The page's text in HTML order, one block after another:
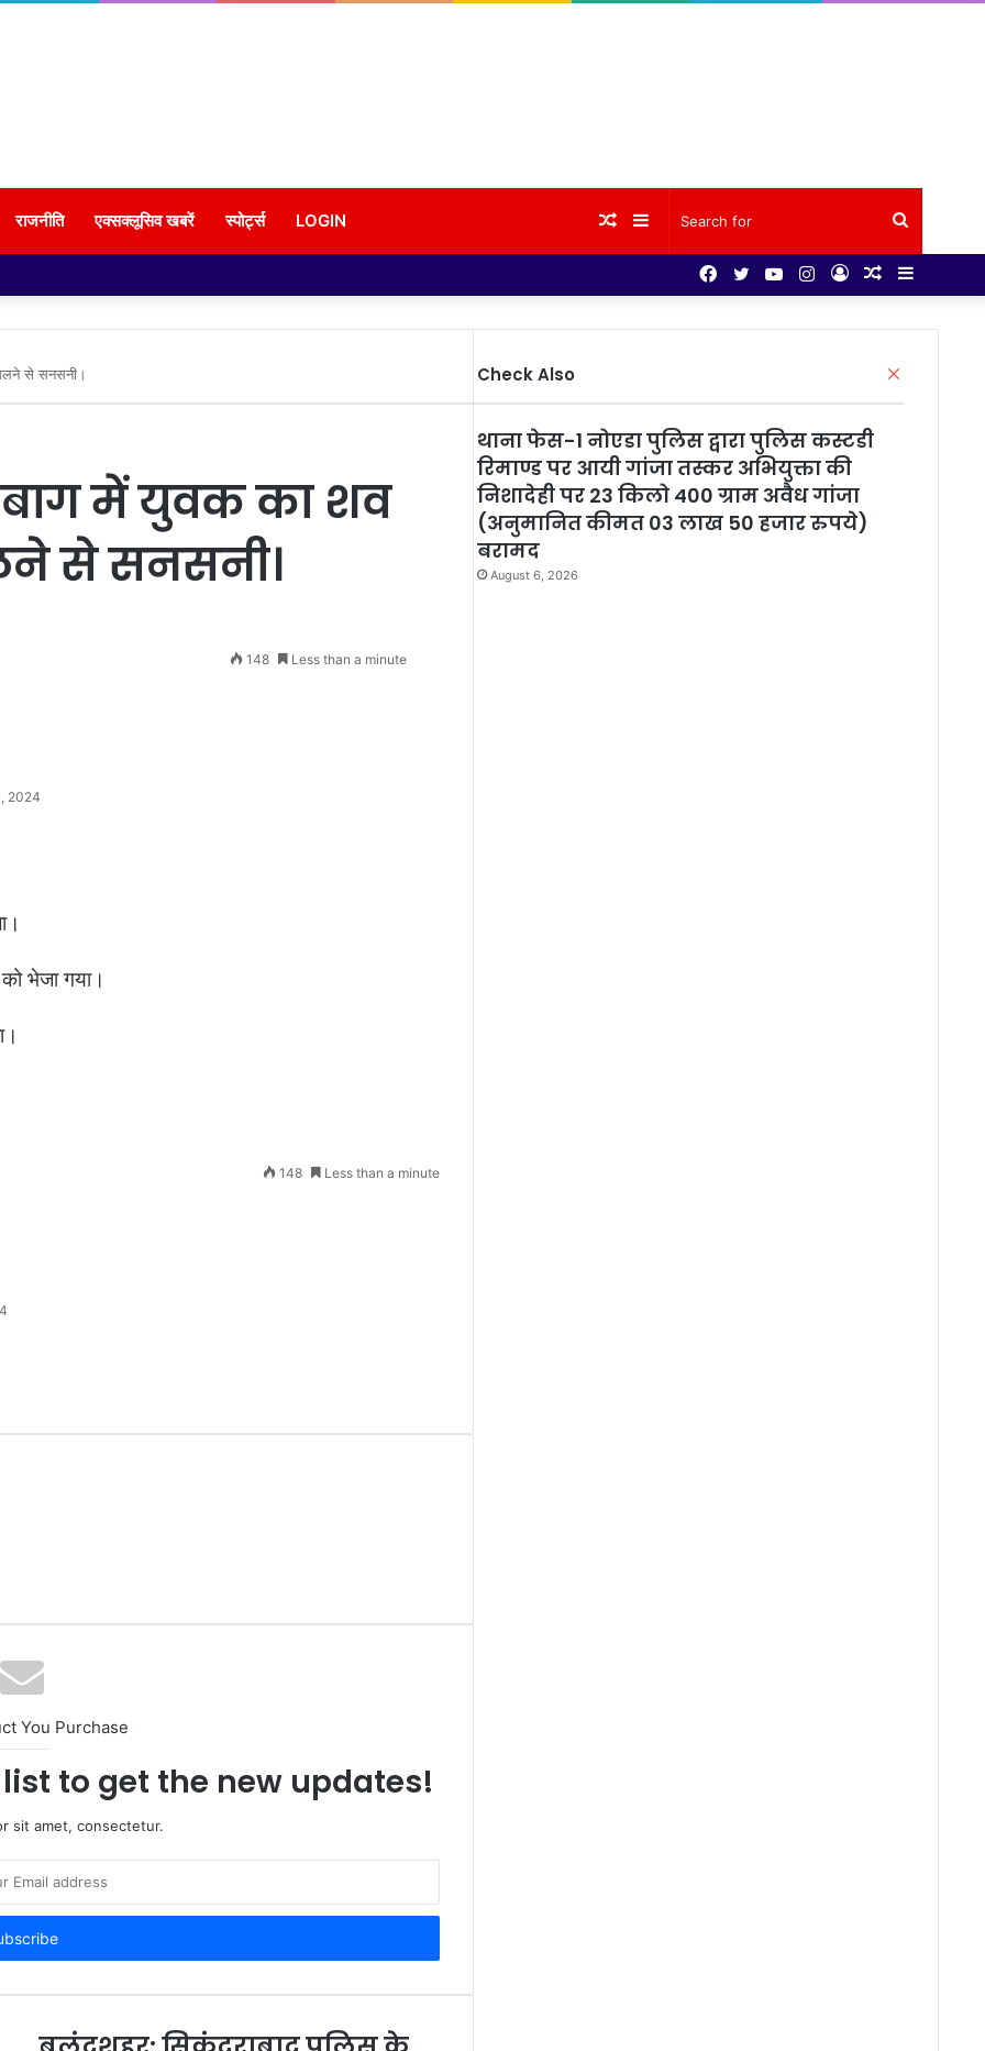
राजनीति एक्सक्लूसिव खबरें स्पोर्ट्स LOGIN
for
Sidebar
Random
Sidebar
Random
Log
Instagram
YouTube
Twitter
Facebook
से सनसनी।
में युवक का शव
से सनसनी।
2024
148 Less than a minute
भेजा गया।
148 Less than a minute
You Purchase
to get the new updates!
sit amet, consectetur.
Check Also
थाना फेस-1 नोएडा पुलिस द्वारा पुलिस कस्टडी
रिमाण्ड पर आयी गांजा तस्कर अभियुक्ता की
निशादेही पर 23 किलो 400 ग्राम अवैध गांजा
(अनुमानित कीमत 03 लाख 50 हजार रुपये)
बरामद
August 6, 2026